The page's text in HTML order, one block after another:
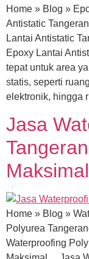
Home » Blog »
Antistatic
Lantai Antistatic
Epoxy Lantai
tepat untuk area
statis, seperti
elektronik, hingga
Jasa
Maksimal
Home » Blog »
Polyurea
Waterproofing